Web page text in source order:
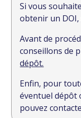
Si vous
obtenir un DOI,
Avant de
conseillons de
dépôt.
Enfin, pour
éventuel dépôt
pouvez